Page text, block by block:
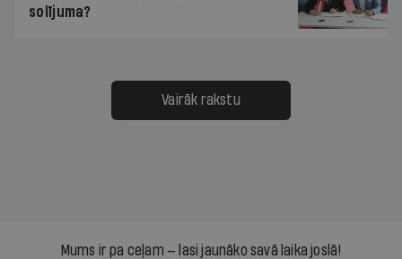
solījuma?
Vairāk rakstu
Mums ir pa ceļam — lasi jaunāko savā laika joslā!